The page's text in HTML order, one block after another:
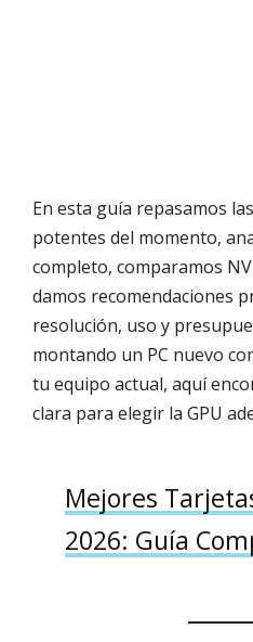
En esta guía repasamos
potentes del momento,
completo, comparamos
damos recomendaciones
resolución, uso y
montando un PC nuevo
tu equipo actual, aquí
clara para elegir la GPU
Mejores
2026: Guía